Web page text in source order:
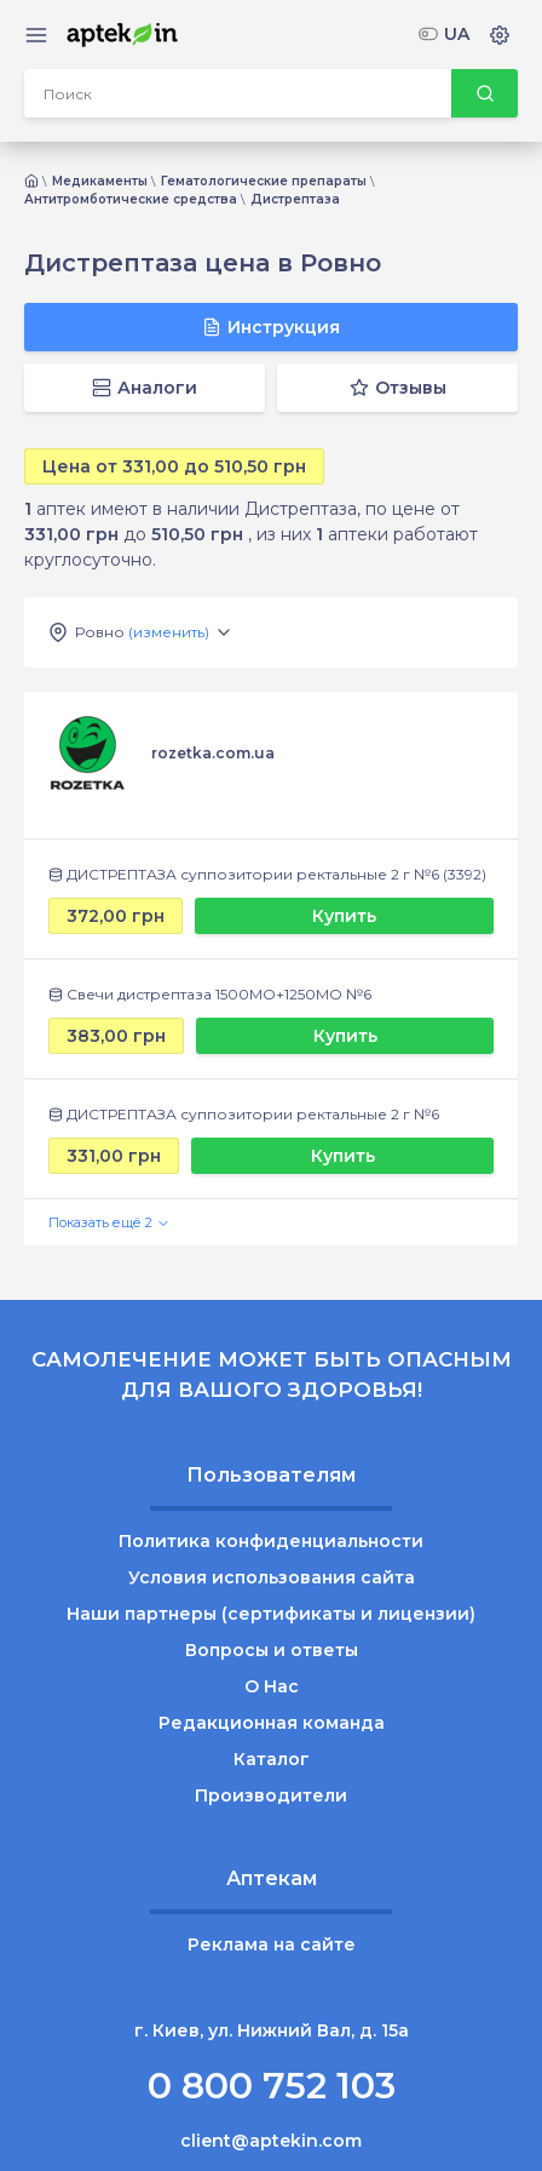
Медикаменты
Гематологические препараты
Антитромботические средства
Дистрептаза
Дистрептаза цена в Ровно
Инструкция
Аналоги Отзывы
Цена от 331,00 до 510,50 грн
1 аптек имеют в наличии Дистрептаза, по цене от
331,00 грн до 510,50 грн , из них 1 аптеки работают
круглосуточно.
Ровно (изменить)
rozetka.com.ua
ДИСТРЕПТАЗА суппозитории ректальные 2 г №6 (3392)
372,00 грн Купить
Свечи дистрептаза 1500МО+1250МО №6
383,00 грн Купить
ДИСТРЕПТАЗА суппозитории ректальные 2 г №6
331,00 грн Купить
UA
САМОЛЕЧЕНИЕ МОЖЕТ БЫТЬ ОПАСНЫМ
ДЛЯ ВАШОГО ЗДОРОВЬЯ!
Пользователям
Политика конфиденциальности
Условия использования сайта
Наши партнеры (сертификаты и лицензии)
Вопросы и ответы
О Нас
Редакционная команда
Каталог
Производители
Аптекам
Реклама на сайте
г. Киев, ул. Нижний Вал, д. 15а
0 800 752 103
client@aptekin.com